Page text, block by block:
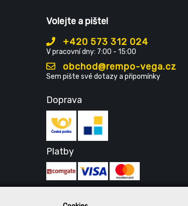
Volejte a pište!
+420 573 312 024
V pracovní dny: 7:00 - 15:00
obchod@rempo-vega.cz
Sem pište své dotazy a připomínky
Doprava
Platby